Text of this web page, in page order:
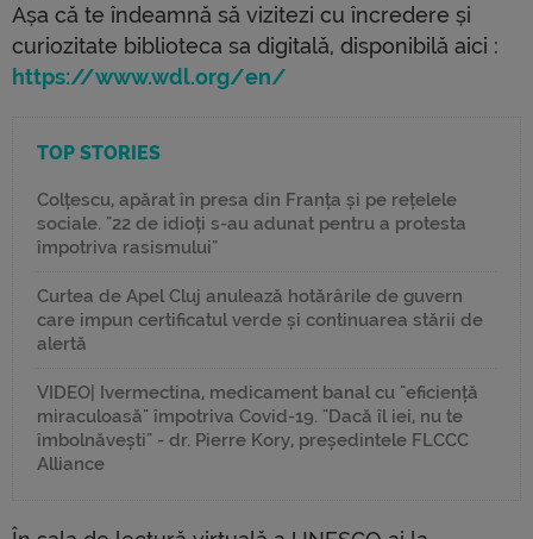
Așa că te îndeamnă să vizitezi cu încredere și
curiozitate biblioteca sa digitală, disponibilă aici :
https://www.wdl.org/en/
TOP STORIES
Colțescu, apărat în presa din Franța și pe rețelele
sociale. "22 de idioți s-au adunat pentru a protesta
împotriva rasismului"
Curtea de Apel Cluj anulează hotărârile de guvern
care impun certificatul verde și continuarea stării de
alertă
VIDEO| Ivermectina, medicament banal cu "eficiență
miraculoasă" împotriva Covid-19. "Dacă îl iei, nu te
îmbolnăvești" - dr. Pierre Kory, președintele FLCCC
Alliance